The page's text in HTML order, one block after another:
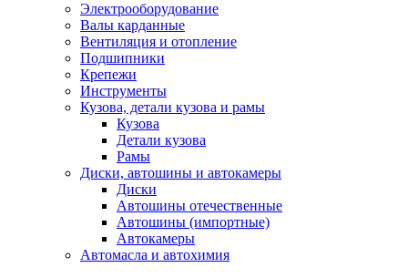
Электрооборудование
Валы карданные
Вентиляция и отопление
Подшипники
Крепежи
Инструменты
Кузова, детали кузова и рамы
Кузова
Детали кузова
Рамы
Диски, автошины и автокамеры
Диски
Автошины отечественные
Автошины (импортные)
Автокамеры
Автомасла и автохимия